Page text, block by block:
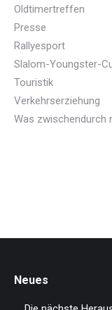
Oldtimertreffen
Presse
Rallyesport
Slalom-Youngster-
Touristik
Verkehrserziehung
Was zwischendurch
Neues